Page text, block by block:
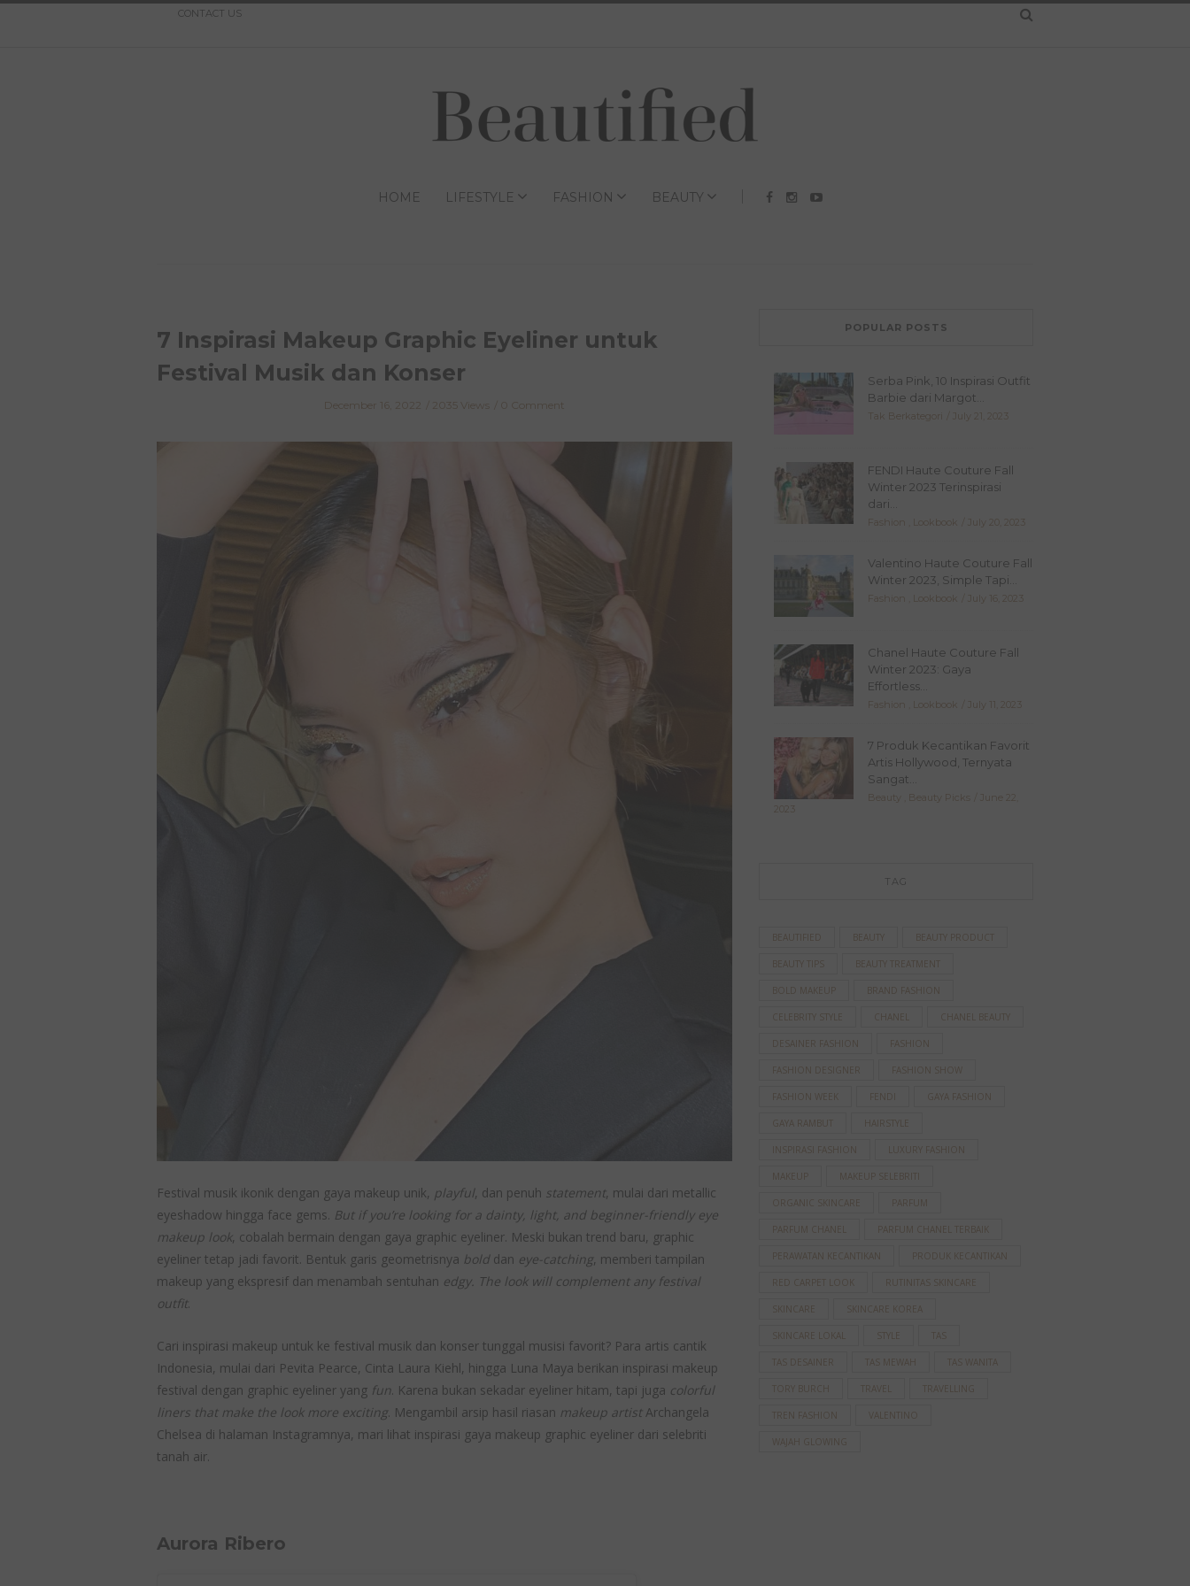
CONTACT US
HOME LIFESTYLE FASHION BEAUTY
7 Inspirasi Makeup Graphic Eyeliner untuk
Festival Musik dan Konser
December 16, 2022 2035 Views 0 Comment
Festival musik ikonik dengan gaya makeup unik, playful, dan penuh statement, mulai dari metallic
eyeshadow hingga face gems. But if you’re looking for a dainty, light, and beginner-friendly eye
makeup look, cobalah bermain dengan gaya graphic eyeliner. Meski bukan trend baru, graphic
eyeliner tetap jadi favorit. Bentuk garis geometrisnya bolddan eye-catching, memberi tampilan
makeup yang ekspresif dan menambah sentuhan edgy. The look will complement any festival
outfit
Cari inspirasi makeup untuk ke festival musik dan konser tunggal musisi favorit? Para artis cantik
Indonesia, mulai dari Pevita Pearce, Cinta Laura Kiehl, hingga Luna Maya berikan inspirasi makeup
festival dengan graphic eyeliner yang fun . Karena bukan sekadar eyeliner hitam, tapi juga colorful
liners that make the look more exciting . Mengambil arsip hasil riasan makeup artist Archangela
Chelsea di halaman Instagramnya, mari lihat inspirasi gaya makeup graphic eyeliner dari selebriti
tanah air.
Aurora Ribero
POPULAR POSTS
Serba Pink, 10 Inspirasi Outfit
Barbie dari Margot...
Tak Berkategori July 21, 2023
FENDI Haute Couture Fall
Winter 2023 Terinspirasi
dari...
Fashion Lookbook July 20, 2023
Valentino Haute Couture Fall
Winter 2023, Simple Tapi...
Fashion Lookbook July 16, 2023
Chanel Haute Couture Fall
Winter 2023: Gaya
Effortless...
Fashion Lookbook July 11, 2023
7 Produk Kecantikan Favorit
Artis Hollywood, Ternyata
Sangat...
Beauty Beauty Picks
June 22,
2023
TAG
BEAUTIFIED BEAUTY BEAUTY PRODUCT
BEAUTY TIPS BEAUTY TREATMENT
BOLD MAKEUP BRAND FASHION
CELEBRITY STYLE CHANEL CHANEL BEAUTY
DESAINER FASHION FASHION
FASHION DESIGNER FASHION SHOW
FASHION WEEK FENDI GAYA FASHION
GAYA RAMBUT HAIRSTYLE
INSPIRASI FASHION LUXURY FASHION
MAKEUP MAKEUP SELEBRITI
ORGANIC SKINCARE PARFUM
PARFUM CHANEL PARFUM CHANEL TERBAIK
PERAWATAN KECANTIKAN PRODUK KECANTIKAN
RED CARPET LOOK RUTINITAS SKINCARE
SKINCARE SKINCARE KOREA
SKINCARE LOKAL STYLE TAS
TAS DESAINER TAS MEWAH TAS WANITA
TORY BURCH TRAVEL TRAVELLING
TREN FASHION VALENTINO
WAJAH GLOWING